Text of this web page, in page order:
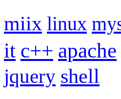
miix linux
it c++ apache
jquery shell